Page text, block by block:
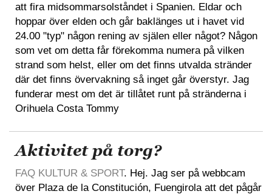
att fira midsommarsolståndet i Spanien. Eldar och
hoppar över elden och går baklänges ut i havet vid
24.00 "typ" någon rening av själen eller något? Någon
som vet om detta får förekomma numera på vilken
strand som helst, eller om det finns utvalda stränder
där det finns övervakning så inget går överstyr. Jag
funderar mest om det är tillåtet runt på stränderna i
Orihuela Costa Tommy
Aktivitet på torg?
FAQ KULTUR & SPORT. Hej. Jag ser på webbcam
över Plaza de la Constitución, Fuengirola att det pågår